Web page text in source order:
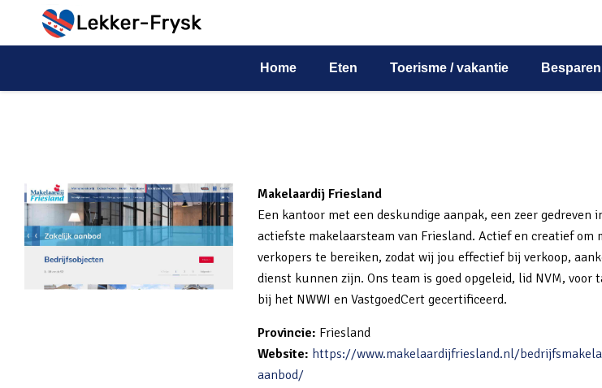
makelaardij-friesland
Home Eten Toerisme / vakantie Besparen
Makelaardij Friesland
Een kantoor met een deskundige aanpak, een zeer gedreven
actiefste makelaarsteam van Friesland. Actief en creatief om
verkopers te bereiken, zodat wij jou effectief bij verkoop,
dienst kunnen zijn. Ons team is goed opgeleid, lid NVM, voor
bij het NWWI en VastgoedCert gecertificeerd.
Provincie: Friesland
Website: https://www.makelaardijfriesland.nl/
aanbod/